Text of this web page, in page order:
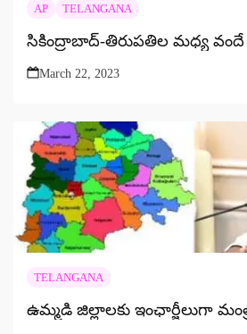
AP TELANGANA
సికింద్రాబాద్‌-తిరుపతిల మధ్య
March 22, 2023
TELANGANA
ఉమ్మడి జిల్లాలకు ఇంఛార్జీలుగా